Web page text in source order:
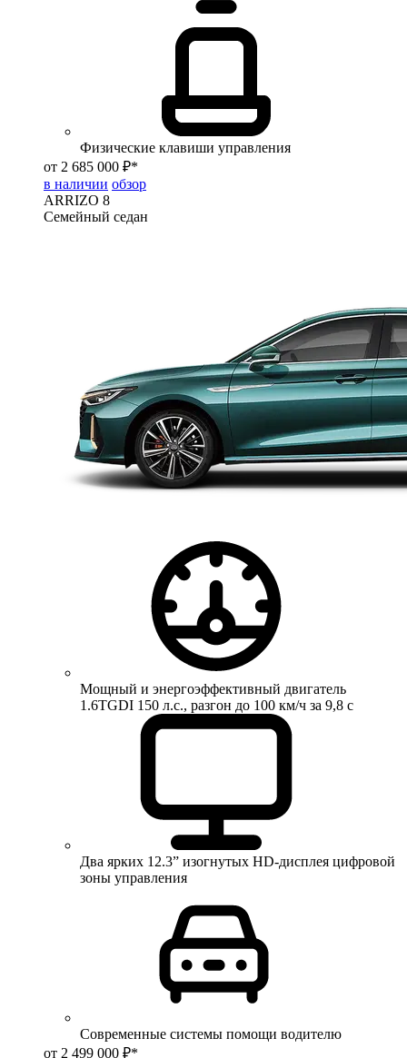
Физические клавиши управления
от 2 685 000 ₽*
в наличии обзор
ARRIZO 8
Семейный седан
Мощный и энергоэффективный двигатель
1.6TGDI 150 л.с., разгон до 100 км/ч за 9,8 с
Два ярких 12.3” изогнутых HD-дисплея цифровой
зоны управления
Современные системы помощи водителю
от 2 499 000 ₽*